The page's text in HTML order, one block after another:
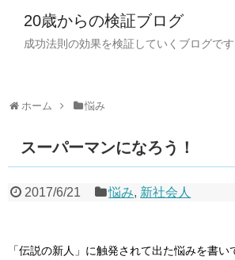
20歳からの検証ブログ
成功法則の効果を検証していくブログです
ホーム 悩み
スーパーマンになろう！
2017/6/21 悩み, 新社会人
「伝説の新人」に触発されて出た悩みを書い